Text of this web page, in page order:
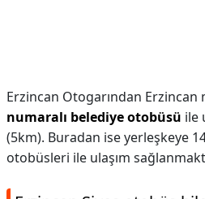
Erzincan Otogarından
numaralı belediye otobüsü ile
(5km). Buradan ise yerleşkeye
otobüsleri ile ulaşım